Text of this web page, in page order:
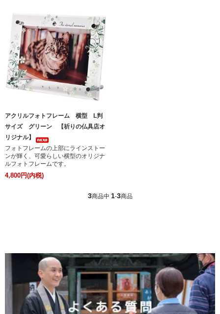
アクリルフォトフレーム 横型 L判
サイズ グリーン 【祈りの仏具店オ
リジナル】
フォトフレームの上部にラインストー
ンが輝く、可愛らしい横型のオリジナ
ルフォトフレームです。
4,800円(内税)
3商品中 1-3商品